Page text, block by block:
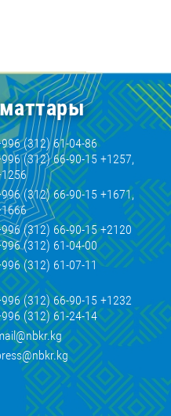
(312) 61-04-86
(312) 66-90-15 +1257,
(312) 66-90-15 +1671,
(312) 66-90-15 +2120
(312) 61-04-00
(312) 61-07-11
(312) 66-90-15 +1232
(312) 61-24-14